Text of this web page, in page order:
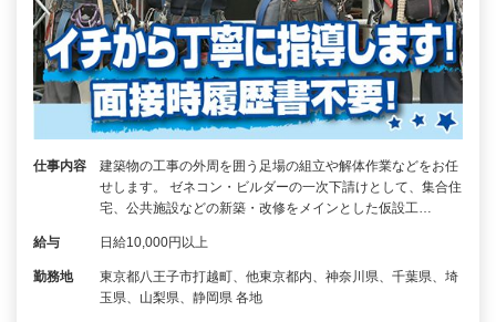
仕事内容
建築物の工事の外周を囲う足場の組立や解体作業などをお任
せします。 ゼネコン・ビルダーの一次下請けとして、集合住
宅、公共施設などの新築・改修をメインとした仮設工…
給与 日給10,000円以上
勤務地
東京都八王子市打越町、他東京都内、神奈川県、千葉県、埼
玉県、山梨県、静岡県 各地